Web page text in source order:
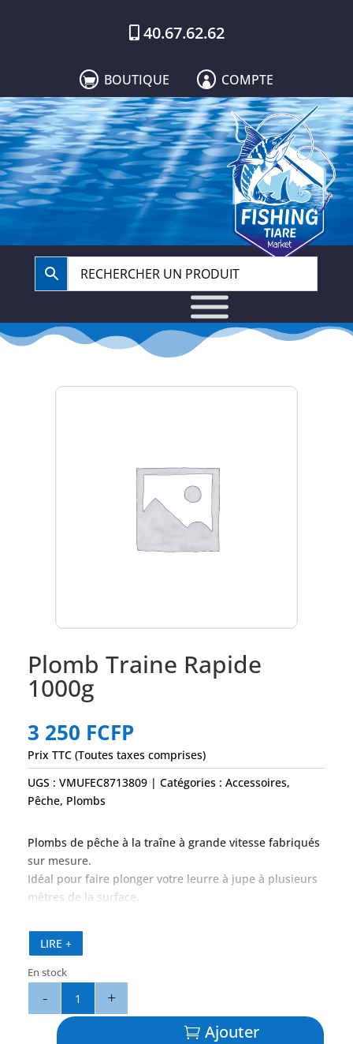
40.67.62.62
 BOUTIQUE  COMPTE
Plomb Traine Rapide
1000g
3 250 FCFP
Prix TTC (Toutes taxes comprises)
UGS :VMUFEC8713809 Catégories :Accessoires,
Pêche, Plombs
Plombs de pêche à la traîne à grande vitesse fabriqués
sur mesure.
Idéal pour faire plonger votre leurre à jupe à plusieurs
mêtres de la surface.
LIRE +
En stock
Plomb
Ajouter